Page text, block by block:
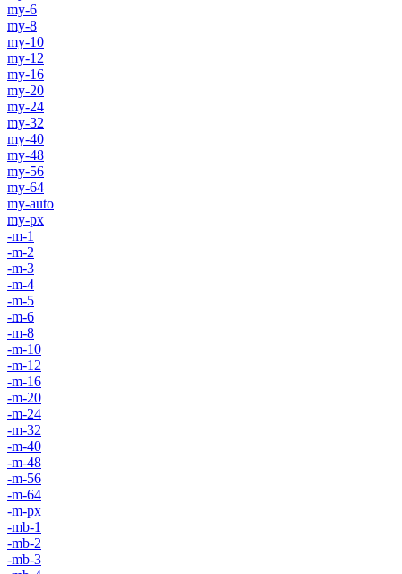
my-6
my-8
my-10
my-12
my-16
my-20
my-24
my-32
my-40
my-48
my-56
my-64
my-auto
my-px
-m-1
-m-2
-m-3
-m-4
-m-5
-m-6
-m-8
-m-10
-m-12
-m-16
-m-20
-m-24
-m-32
-m-40
-m-48
-m-56
-m-64
-m-px
-mb-1
-mb-2
-mb-3